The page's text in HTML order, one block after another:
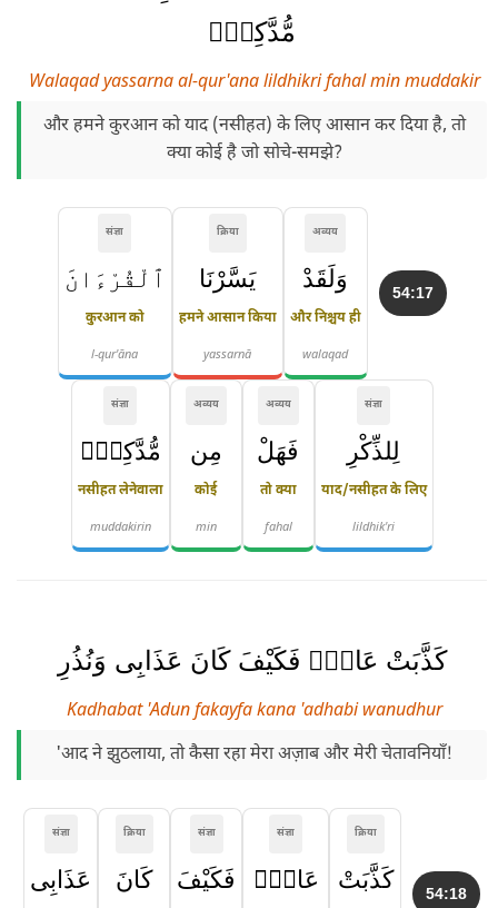
مُّدَّكِرٍۢ
Walaqad yassarna al-qur'ana lildhikri fahal min muddakir
और हमने कुरआन को याद (नसीहत) के लिए आसान कर दिया है, तो
क्या कोई है जो सोचे-समझे?
54:17
अव्यय
وَلَقَدْ
और निश्चय ही
walaqad
क्रिया
يَسَّرْنَا
हमने आसान किया
yassarnā
संज्ञा
ٱلْقُرْءَانَ
कुरआन को
l-qur'āna
संज्ञा
لِلذِّكْرِ
याद/नसीहत के लिए
lildhik'ri
अव्यय
فَهَلْ
तो क्या
fahal
अव्यय
مِن
कोई
min
संज्ञा
مُّدَّكِرٍۢ
नसीहत लेनेवाला
muddakirin
كَذَّبَتْ عَادٌۭ فَكَيْفَ كَانَ عَذَابِى وَنُذُرِ
Kadhabat 'Adun fakayfa kana 'adhabi wanudhur
'आद ने झुठलाया, तो कैसा रहा मेरा अज़ाब और मेरी चेतावनियाँ!
54:18
क्रिया
كَذَّبَتْ
संज्ञा
عَادٌۭ
संज्ञा
فَكَيْفَ
क्रिया
كَانَ
संज्ञा
عَذَابِى